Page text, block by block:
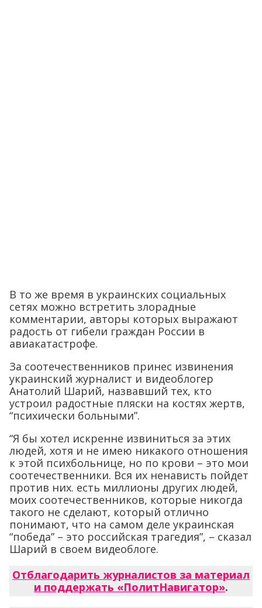
В то же время в украинских социальных
сетях можно встретить злорадные
комментарии, авторы которых выражают
радость от гибели граждан России в
авиакатастрофе.
За соотечественников принес извинения
украинский журналист и видеоблогер
Анатолий Шарий, назвавший тех, кто
устроил радостные пляски на костях жертв,
“психически больными”.
“Я бы хотел искренне извиниться за этих
людей, хотя и не имею никакого отношения
к этой психбольнице, но по крови – это мои
соотечественники. Вся их ненависть пойдет
против них. есть миллионы других людей,
моих соотечественников, которые никогда
такого не сделают, который отлично
понимают, что на самом деле украинская
“победа” – это российская трагедия”, – сказал
Шарий в своем видеоблоге.
Отблагодарить журналистов за материал
и поддержать «ПолитНавигатор».